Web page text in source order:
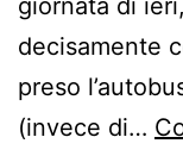
giornata di
decisamente
preso
(invece di…